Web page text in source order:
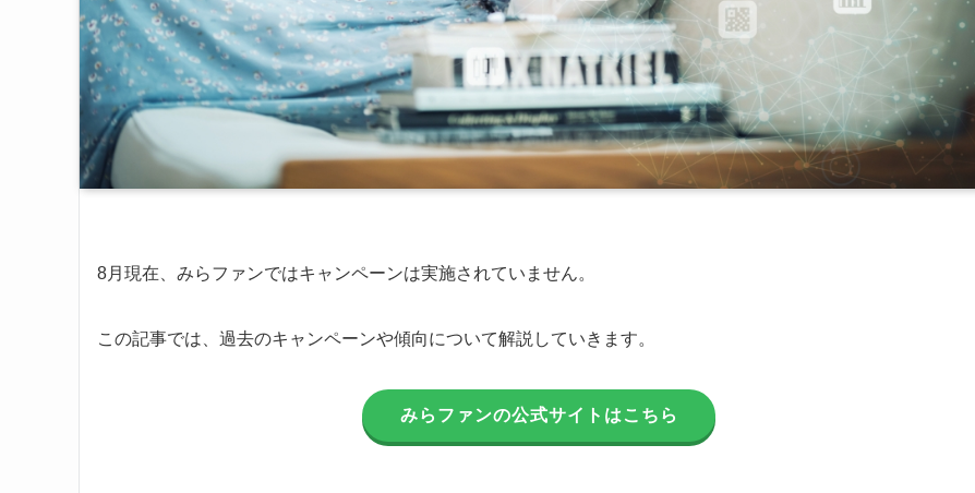
8月現在、みらファンではキャンペーンは実施されていません。
この記事では、過去のキャンペーンや傾向について解説していきます。
みらファンの公式サイトはこちら